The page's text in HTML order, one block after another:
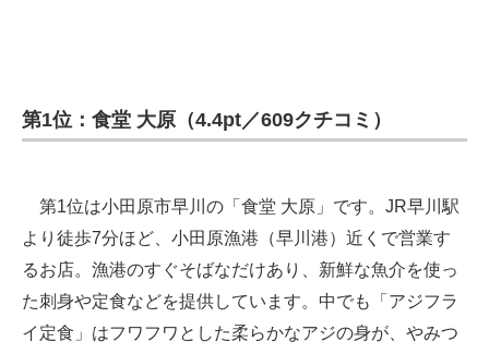
第1位：食堂 大原（4.4pt／609クチコミ）
第1位は小田原市早川の「食堂 大原」です。JR早川駅
より徒歩7分ほど、小田原漁港（早川港）近くで営業す
るお店。漁港のすぐそばなだけあり、新鮮な魚介を使っ
た刺身や定食などを提供しています。中でも「アジフラ
イ定食」はフワフワとした柔らかなアジの身が、やみつ